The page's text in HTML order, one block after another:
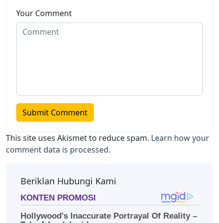
Your Comment
This site uses Akismet to reduce spam. Learn how your
comment data is processed.
Beriklan Hubungi Kami